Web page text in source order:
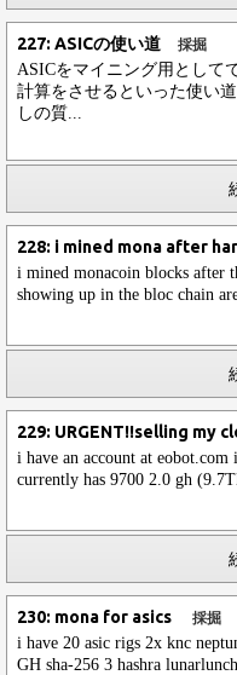
227: ASICの使い道 採掘
ASICをマイニング用として
計算をさせるといった使い
しの質...
228: i mined mona after
i mined monacoin blocks after
showing up in the bloc chain
229: URGENT!!selling my
i have an account at
currently has 9700 2.0 gh
230: mona for asics 採掘
i have 20 asic rigs 2x knc
GH sha-256 3 hashra